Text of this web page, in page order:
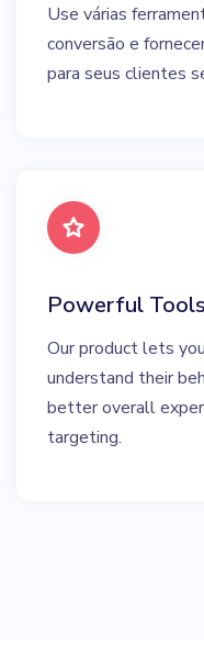
Use várias
conversão e
para seus clientes
Powerful
Our product lets
understand their
better overall
targeting.